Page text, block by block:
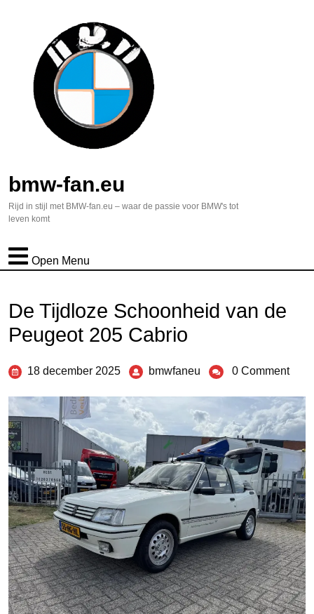
bmw-fan.eu
Rijd in stijl met BMW-fan.eu – waar de passie voor BMW's tot
leven komt
Open Menu
De Tijdloze Schoonheid van de
Peugeot 205 Cabrio
18 december 2025 bmwfaneu 0 Comment